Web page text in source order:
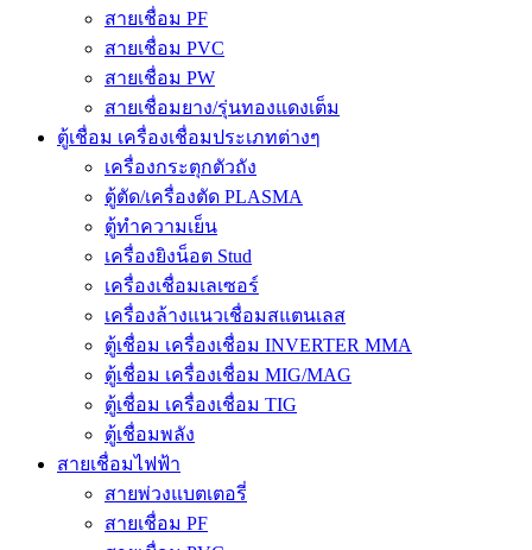
สายเชื่อม PF
สายเชื่อม PVC
สายเชื่อม PW
สายเชื่อมยาง/รุ่นทองแดงเต็ม
ตู้เชื่อม เครื่องเชื่อมประเภทต่างๆ
เครื่องกระตุกตัวถัง
ตู้ตัด/เครื่องตัด PLASMA
ตู้ทำความเย็น
เครื่องยิงน็อต Stud
เครื่องเชื่อมเลเซอร์
เครื่องล้างแนวเชื่อมสแตนเลส
ตู้เชื่อม เครื่องเชื่อม INVERTER MMA
ตู้เชื่อม เครื่องเชื่อม MIG/MAG
ตู้เชื่อม เครื่องเชื่อม TIG
ตู้เชื่อมพลัง
สายเชื่อมไฟฟ้า
สายพ่วงแบตเตอรี่
สายเชื่อม PF